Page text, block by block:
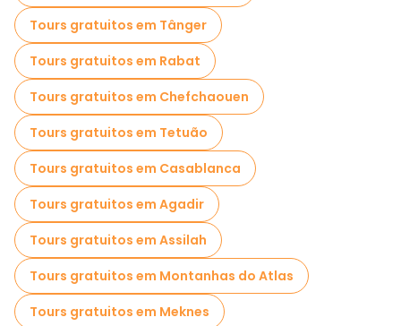
Visitas ao mercado em Fes
Visitas de degustação locais em Fes
Passeios gratuitos de um dia em Fes
Passeios de bicicleta em Fes
Passeios gratuitos perto Al Attarine Madrasa
Passeios gratuitos perto Bab Boujloud
Tours gratuitos em Tânger
Tours gratuitos em Rabat
Tours gratuitos em Chefchaouen
Tours gratuitos em Tetuão
Tours gratuitos em Casablanca
Tours gratuitos em Agadir
Tours gratuitos em Assilah
Tours gratuitos em Montanhas do Atlas
Tours gratuitos em Meknes